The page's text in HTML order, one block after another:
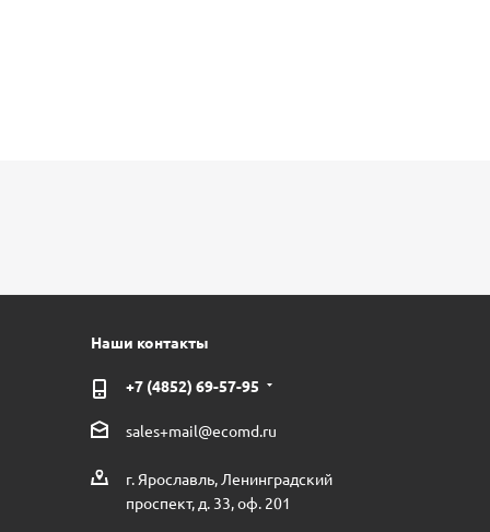
Наши контакты
+7 (4852) 69-57-95
sales+mail@ecomd.ru
г. Ярославль, Ленинградский
проспект, д. 33, оф. 201